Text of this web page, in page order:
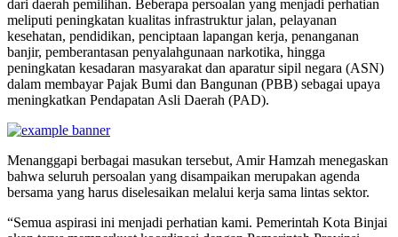
dari daerah pemilihan. Beberapa persoalan yang menjadi perhatian
meliputi peningkatan kualitas infrastruktur jalan, pelayanan
kesehatan, pendidikan, penciptaan lapangan kerja, penanganan
banjir, pemberantasan penyalahgunaan narkotika, hingga
peningkatan kesadaran masyarakat dan aparatur sipil negara (ASN)
dalam membayar Pajak Bumi dan Bangunan (PBB) sebagai upaya
meningkatkan Pendapatan Asli Daerah (PAD).
Menanggapi berbagai masukan tersebut, Amir Hamzah menegaskan
bahwa seluruh persoalan yang disampaikan merupakan agenda
bersama yang harus diselesaikan melalui kerja sama lintas sektor.
“Semua aspirasi ini menjadi perhatian kami. Pemerintah Kota Binjai